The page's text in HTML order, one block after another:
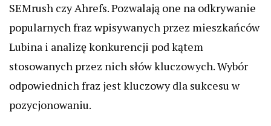
SEMrush czy Ahrefs. Pozwalają one na odkrywanie
popularnych fraz wpisywanych przez mieszkańców
Lubina i analizę konkurencji pod kątem
stosowanych przez nich słów kluczowych. Wybór
odpowiednich fraz jest kluczowy dla sukcesu w
pozycjonowaniu.